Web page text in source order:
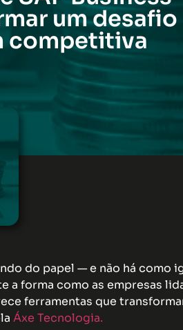
um desafio
competitiva
do papel — e não há como
a forma como as empresas
ferramentas que
Áxe Tecnologia.